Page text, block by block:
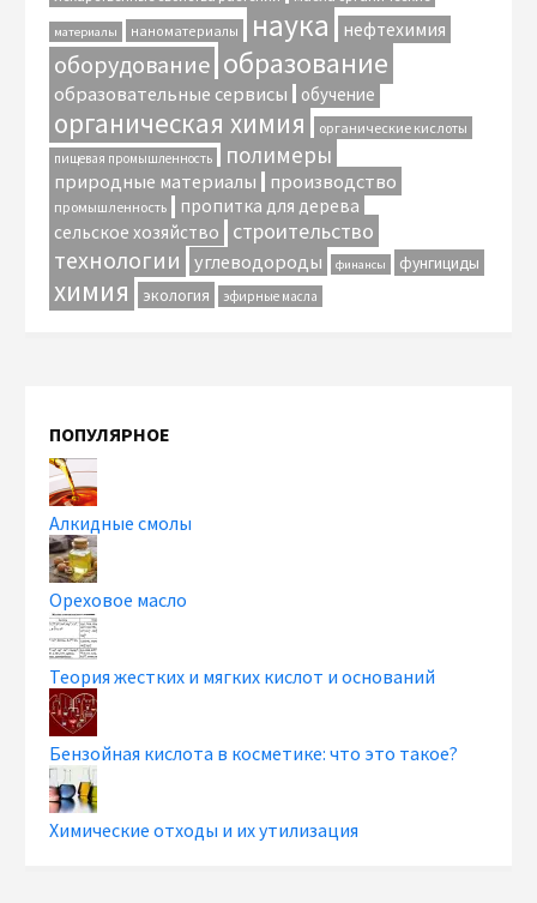
материалы наноматериалы наука нефтехимия
оборудование образование
образовательные сервисы обучение
органическая химия органические кислоты
пищевая промышленность полимеры
природные материалы производство
промышленность
пропитка для дерева
сельское хозяйство
строительство
технологии углеводороды финансы фунгициды
химия экология эфирные масла
ПОПУЛЯРНОЕ
Алкидные смолы
Ореховое масло
Теория жестких и мягких кислот и оснований
Бензойная кислота в косметике: что это такое?
Химические отходы и их утилизация